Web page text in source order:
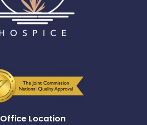
Office Location